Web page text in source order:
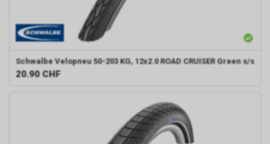
Schwalbe Velopneu 50-203 KG, 12x2.0 ROAD CRUISER Green s/s
20.90 CHF